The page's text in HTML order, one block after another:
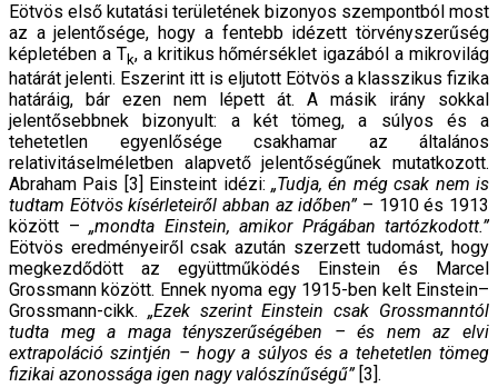
Eötvös első kutatási területének bizonyos szempontból most
az a jelentősége, hogy a fentebb idézett törvényszerűség
képletében a Tk, a kritikus hőmérséklet igazából a mikrovilág
határát jelenti. Eszerint itt is eljutott Eötvös a klasszikus fizika
határáig, bár ezen nem lépett át. A másik irány sokkal
jelentősebbnek bizonyult: a két tömeg, a súlyos és a
tehetetlen egyenlősége csakhamar az általános
relativitáselméletben alapvető jelentőségűnek mutatkozott.
Abraham Pais [3] Einsteint idézi: „Tudja, én még csak nem is
tudtam Eötvös kísérleteiről abban az időben”– 1910 és 1913
között – „mondta Einstein, amikor Prágában tartózkodott.”
Eötvös eredményeiről csak azután szerzett tudomást, hogy
megkezdődött az együttműködés Einstein és Marcel
Grossmann között. Ennek nyoma egy 1915-ben kelt Einstein–
Grossmann-cikk. „Ezek szerint Einstein csak Grossmanntól
tudta meg a maga tényszerűségében – és nem az elvi
extrapoláció szintjén – hogy a súlyos és a tehetetlen tömeg
fizikai azonossága igen nagy valószínűségű”[3].